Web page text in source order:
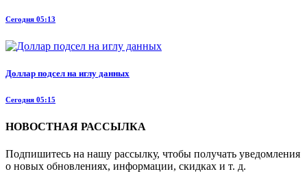
Сегодня 05:13
Доллар подсел на иглу данных
Сегодня 05:15
НОВОСТНАЯ РАССЫЛКА
Подпишитесь на нашу рассылку, чтобы получать уведомления
о новых обновлениях, информации, скидках и т. д.